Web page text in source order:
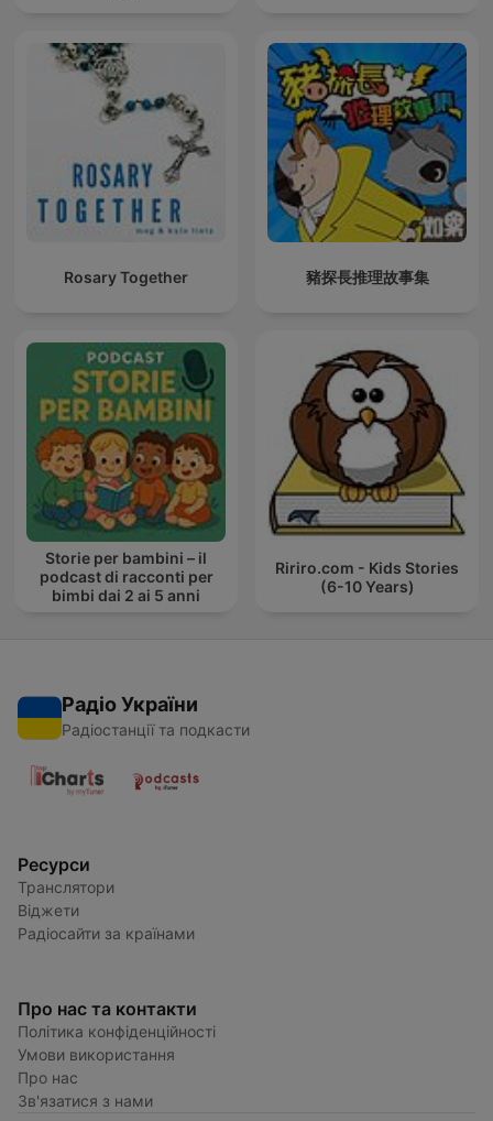
Rosary Together 豬探長推理故事集
Storie per bambini – il
podcast di racconti per
bimbi dai 2 ai 5 anni
Ririro.com - Kids Stories
(6-10 Years)
Радіо України
Радіостанції та подкасти
Ресурси
Транслятори
Віджети
Радіосайти за країнами
Про нас та контакти
Політика конфіденційності
Умови використання
Про нас
Зв'язатися з нами